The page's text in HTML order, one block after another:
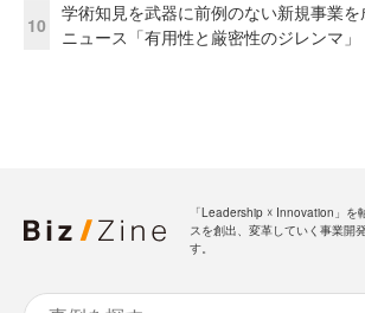
10
学術知見を武器に前例のない新規事業
ニュース「有用性と厳密性のジレンマ」
「Leadership ☓ Innovation」を
スを創出、変革していく事業開
す。